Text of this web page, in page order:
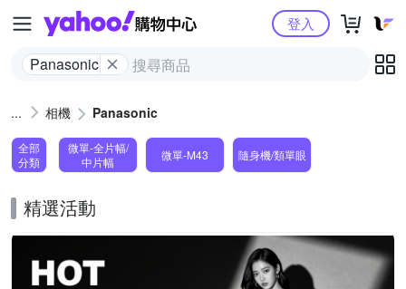
Yahoo購物中心
Panasonic
登入
相機 Panasonic
全部
分類
微單-全片幅/
中片幅
微單-M43 隨身機/類單眼
精選活動